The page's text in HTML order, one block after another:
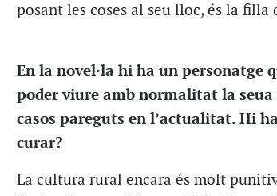
posant les coses al seu lloc, és la filla
En la novel·la hi ha un personatge
poder viure amb normalitat la
casos pareguts en l’actualitat. Hi
curar?
La cultura rural encara és molt